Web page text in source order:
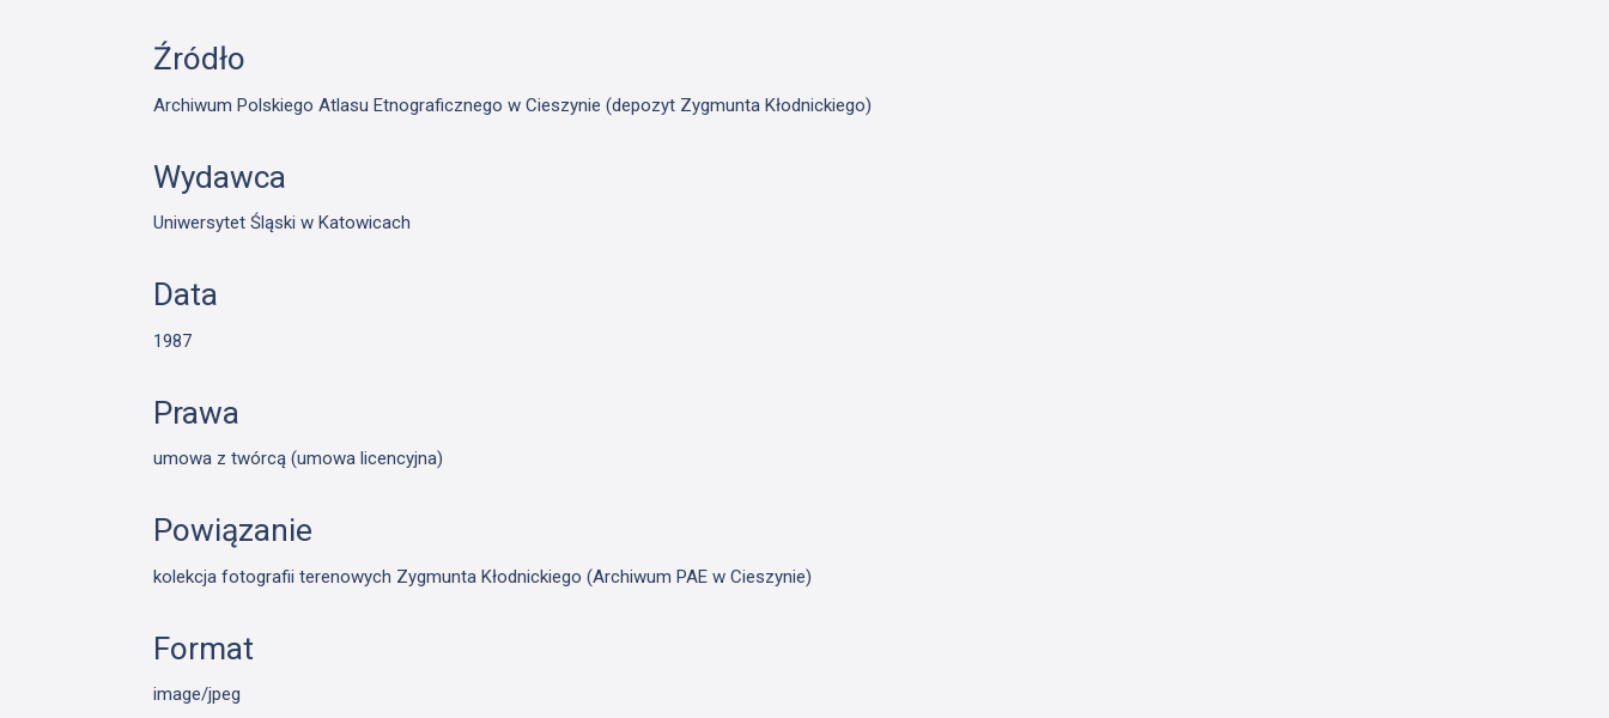
Źródło
Archiwum Polskiego Atlasu Etnograficznego w Cieszynie (depozyt Zygmunta Kłodnickiego)
Wydawca
Uniwersytet Śląski w Katowicach
Data
1987
Prawa
umowa z twórcą (umowa licencyjna)
Powiązanie
kolekcja fotografii terenowych Zygmunta Kłodnickiego (Archiwum PAE w Cieszynie)
Format
image/jpeg